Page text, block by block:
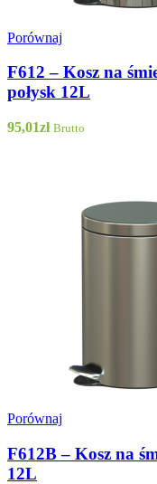
Porównaj
F612 – Kosz na
połysk 12L
95,01zł Brutto
Porównaj
F612B – Kosz na
12L